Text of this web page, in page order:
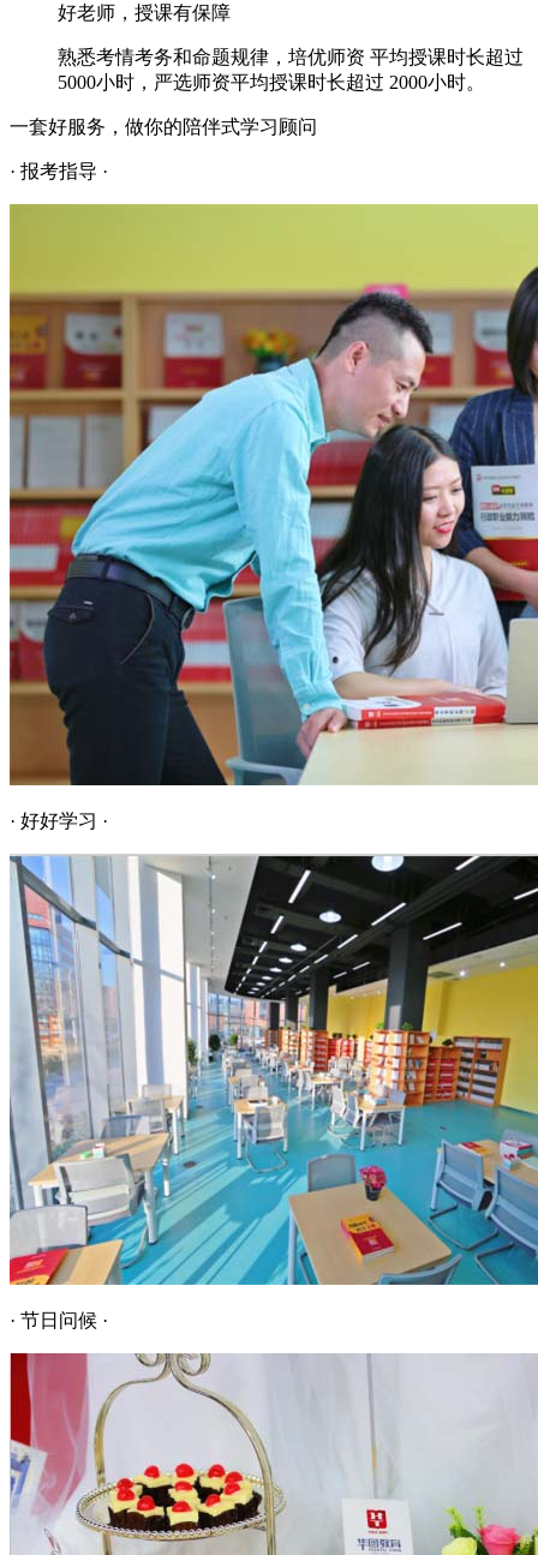
好老师，授课有保障
熟悉考情考务和命题规律，培优师资 平均授课时长超过
5000小时，严选师资平均授课时长超过 2000小时。
一套好服务，做你的陪伴式学习顾问
· 报考指导 ·
· 好好学习 ·
· 节日问候 ·